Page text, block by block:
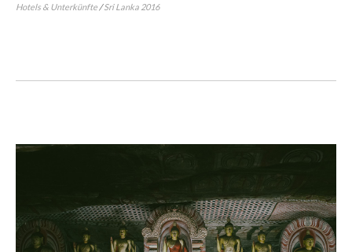
Hotels & Unterkünfte /Sri Lanka 2016